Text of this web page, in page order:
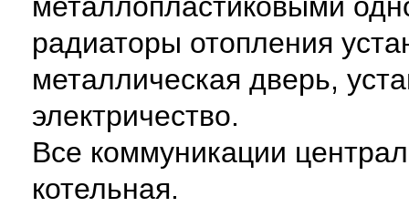
радиаторы отопления
металлическая дверь,
электричество.
Все коммуникации
котельная.